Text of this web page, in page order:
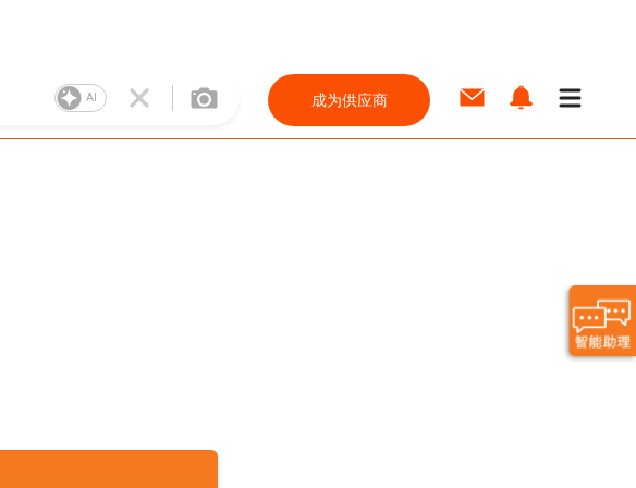
AI 成为供应商